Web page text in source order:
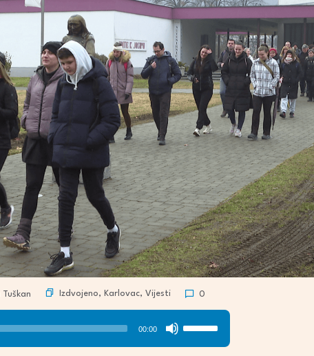
Tuškan Izdvojeno, Karlovac, Vijesti 0
00:00
Use
Up/Down